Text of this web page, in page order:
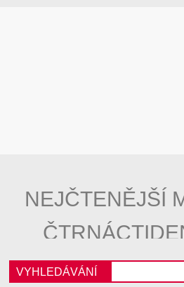
NEJČTENĚJŠÍ
VYHLEDÁVÁNÍ